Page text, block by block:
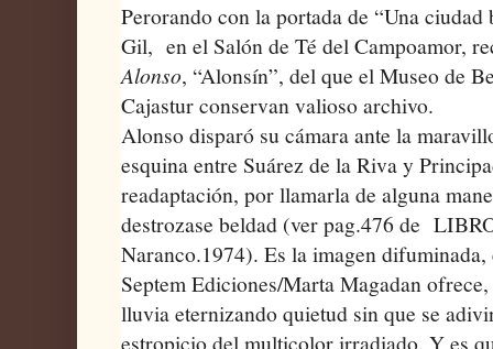
Perorando con la portada de “Una
Gil, en el Salón de Té del Campoamor,
Alonso, “Alonsín”, del que el Museo de
Cajastur conservan valioso archivo.
Alonso disparó su cámara ante la
esquina entre Suárez de la Riva y
readaptación, por llamarla de alguna
destrozase beldad (ver pag.476 de
Naranco.1974). Es la imagen
Septem Ediciones/Marta Magadan
lluvia eternizando quietud sin que se
estropicio del multicolor irradiado. Y es